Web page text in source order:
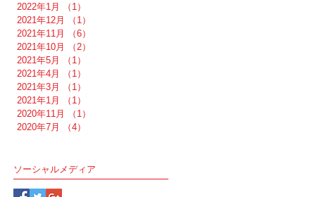
2022年1月
（1）
2021年12月
（1）
2021年11月
（6）
2021年10月
（2）
2021年5月
（1）
2021年4月
（1）
2021年3月
（1）
2021年1月
（1）
2020年11月
（1）
2020年7月
（4）
ソーシャルメディア